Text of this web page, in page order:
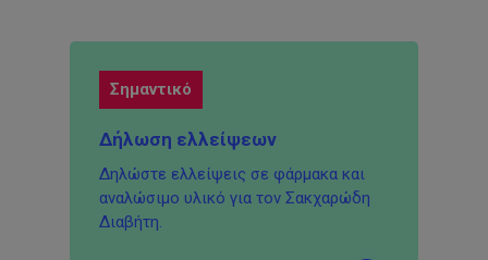
Σημαντικό
Δήλωση ελλείψεων
Δηλώστε ελλείψεις σε φάρμακα και
αναλώσιμο υλικό για τον Σακχαρώδη
Διαβήτη.